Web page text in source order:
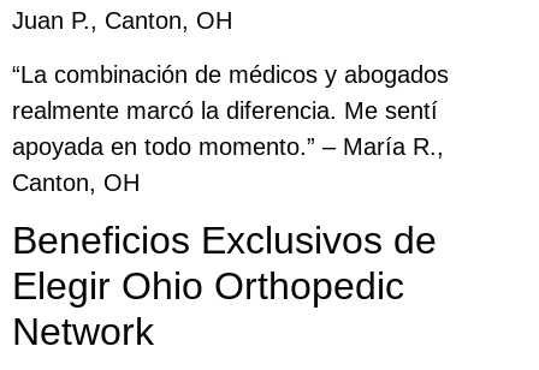
Juan P., Canton, OH
“La combinación de médicos y abogados
realmente marcó la diferencia. Me sentí
apoyada en todo momento.” – María R.,
Canton, OH
Beneficios Exclusivos de
Elegir Ohio Orthopedic
Network